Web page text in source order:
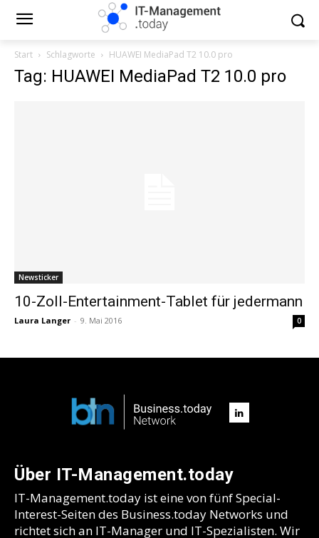
Start Schlagworte HUAWEI MediaPad T2 10.0 pro
Tag: HUAWEI MediaPad T2 10.0 pro
Newsticker
10-Zoll-Entertainment-Tablet für jedermann
Laura Langer - 9. Mai 2016 0
Über IT-Management.today
IT-Management.today ist eine von fünf Special-
Interest-Seiten des Business.today Networks und
richtet sich an IT-Manager und IT-Spezialisten. Wir